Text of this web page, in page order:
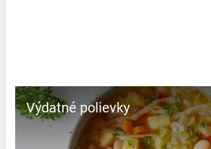
Výdatné polievky